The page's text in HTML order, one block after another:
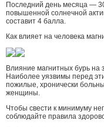
Последний день месяца —
повышенной солнечной
составит 4 балла.
Как влияет на человека
Влияние магнитных бурь на
Наиболее уязвимы перед
пожилые, хронически
женщины.
Чтобы свести к минимуму
соблюдайте правила